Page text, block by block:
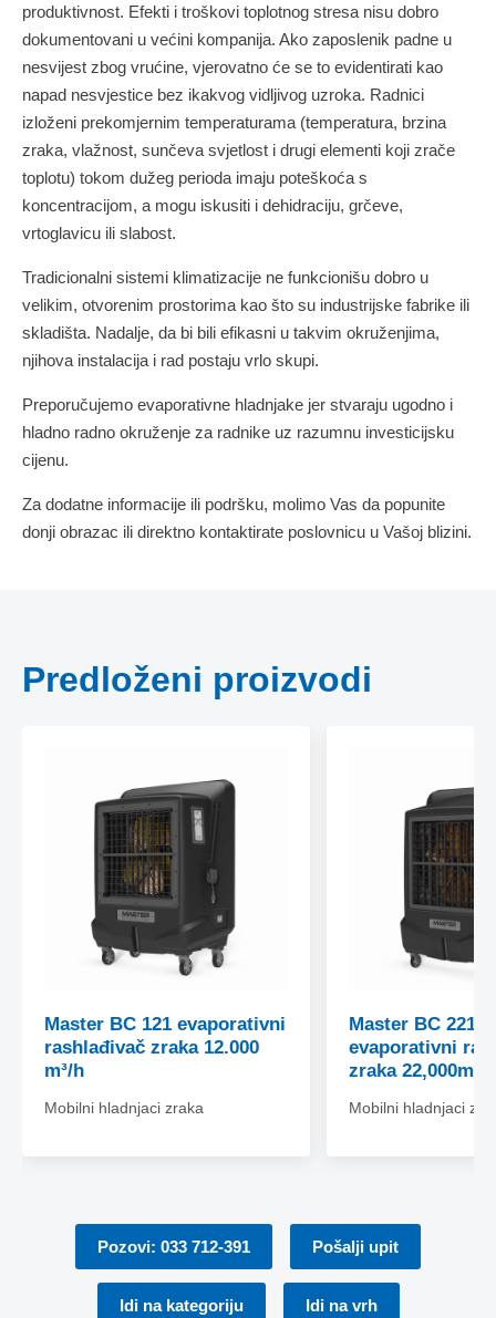
produktivnost. Efekti i troškovi toplotnog stresa nisu dobro
dokumentovani u većini kompanija. Ako zaposlenik padne u
nesvijest zbog vrućine, vjerovatno će se to evidentirati kao
napad nesvjestice bez ikakvog vidljivog uzroka. Radnici
izloženi prekomjernim temperaturama (temperatura, brzina
zraka, vlažnost, sunčeva svjetlost i drugi elementi koji zrače
toplotu) tokom dužeg perioda imaju poteškoća s
koncentracijom, a mogu iskusiti i dehidraciju, grčeve,
vrtoglavicu ili slabost.
Tradicionalni sistemi klimatizacije ne funkcionišu dobro u
velikim, otvorenim prostorima kao što su industrijske fabrike ili
skladišta. Nadalje, da bi bili efikasni u takvim okruženjima,
njihova instalacija i rad postaju vrlo skupi.
Preporučujemo evaporativne hladnjake jer stvaraju ugodno i
hladno radno okruženje za radnike uz razumnu investicijsku
cijenu.
Za dodatne informacije ili podršku, molimo Vas da popunite
donji obrazac ili direktno kontaktirate poslovnicu u Vašoj blizini.
Predloženi proizvodi
Master BC 121 evaporativni
rashlađivač zraka 12.000
m³/h
Mobilni hladnjaci zraka
Master BC 221 –
evaporativni
zraka 22,000m3/
Mobilni hladnjaci
Pozovi: 033 712-391 Pošalji upit
Idi na kategoriju Idi na vrh